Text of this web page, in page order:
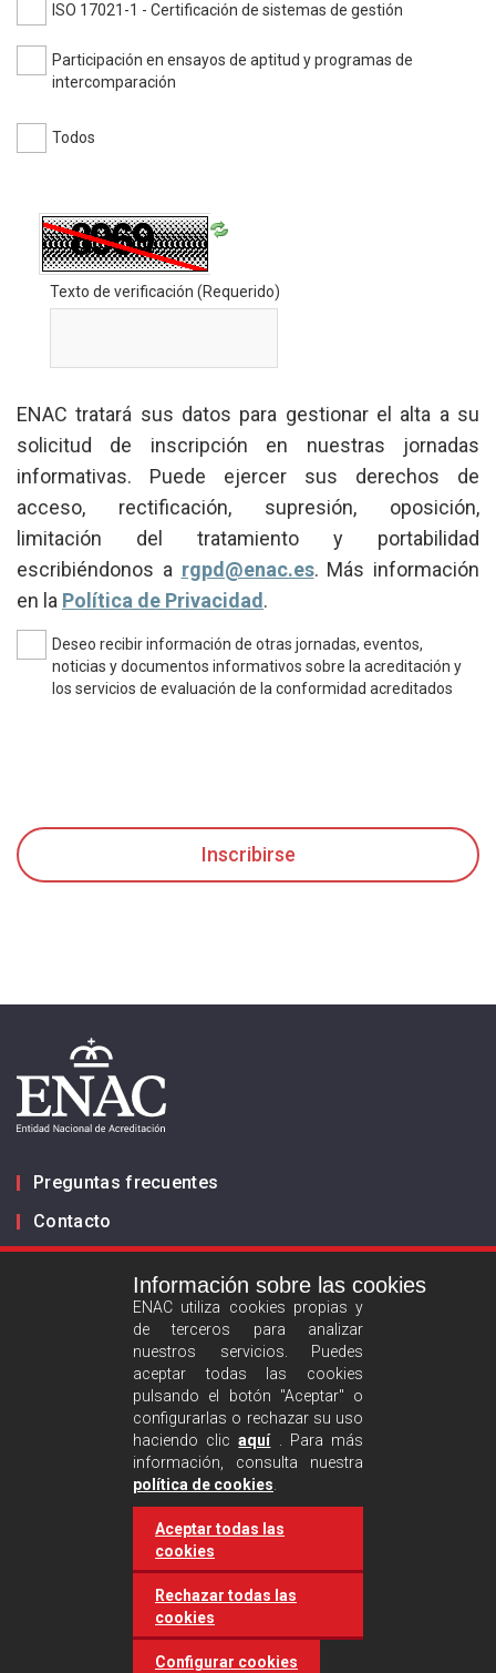
ISO 17021-1 - Certificación de sistemas de gestión
Participación en ensayos de aptitud y programas de
intercomparación
Todos
Texto de verificación (Requerido)
ENAC tratará sus datos para gestionar el alta a su
solicitud de inscripción en nuestras jornadas
informativas. Puede ejercer sus derechos de
acceso, rectificación, supresión, oposición,
limitación del tratamiento y portabilidad
escribiéndonos a rgpd@enac.es. Más información
en la Política de Privacidad .
Deseo recibir información de otras jornadas, eventos,
noticias y documentos informativos sobre la acreditación y
los servicios de evaluación de la conformidad acreditados
Inscribirse
Preguntas frecuentes
Contacto
Política de privacidad
Política de cookies
Información sobre las cookies
ENAC utiliza cookies propias y
de terceros para analizar
nuestros servicios. Puedes
aceptar todas las cookies
pulsando el botón "Aceptar" o
configurarlas o rechazar su uso
haciendo clicaquí. Para más
información, consulta nuestra
política de cookies
Aceptar todas las
cookies
Rechazar todas las
cookies
Configurar cookies